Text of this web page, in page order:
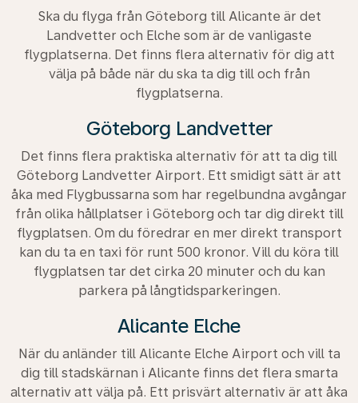
Ska du flyga från Göteborg till Alicante är det
Landvetter och Elche som är de vanligaste
flygplatserna. Det finns flera alternativ för dig att
välja på både när du ska ta dig till och från
flygplatserna.
Göteborg Landvetter
Det finns flera praktiska alternativ för att ta dig till
Göteborg Landvetter Airport. Ett smidigt sätt är att
åka med Flygbussarna som har regelbundna avgångar
från olika hållplatser i Göteborg och tar dig direkt till
flygplatsen. Om du föredrar en mer direkt transport
kan du ta en taxi för runt 500 kronor. Vill du köra till
flygplatsen tar det cirka 20 minuter och du kan
parkera på långtidsparkeringen.
Alicante Elche
När du anländer till Alicante Elche Airport och vill ta
dig till stadskärnan i Alicante finns det flera smarta
alternativ att välja på. Ett prisvärt alternativ är att åka